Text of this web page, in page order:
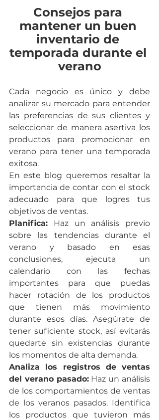
Consejos para
mantener un buen
inventario de
temporada durante el
verano
Cada negocio es único y debe
analizar su mercado para entender
las preferencias de sus clientes y
seleccionar de manera asertiva los
productos para promocionar en
verano para tener una temporada
exitosa.
En este blog queremos resaltar la
importancia de contar con el stock
adecuado para que logres tus
objetivos de ventas.
Planifica: Haz un análisis previo
sobre las tendencias durante el
verano y basado en esas
conclusiones, ejecuta un
calendario con las fechas
importantes para que puedas
hacer rotación de los productos
que tienen más movimiento
durante esos días. Asegúrate de
tener suficiente stock, así evitarás
quedarte sin existencias durante
los momentos de alta demanda.
Analiza los registros de ventas
del verano pasado: Haz un análisis
de los comportamientos de ventas
de los veranos pasados. Identifica
los productos que tuvieron más